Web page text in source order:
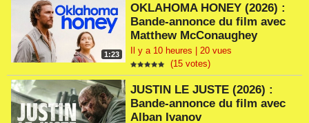
1:23
OKLAHOMA HONEY (2026) :
Bande-annonce du film avec
Matthew McConaughey
Il y a 10 heures | 20 vues
(15 votes)
JUSTIN LE JUSTE (2026) :
Bande-annonce du film avec
Alban Ivanov